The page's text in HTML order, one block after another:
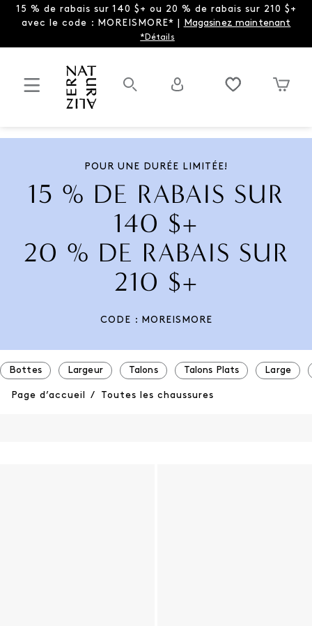
15 % de rabais sur 140 $+ ou 20 % de rabais sur 210 $+
avec le code : MOREISMORE* | Magasinez maintenant
*Détails
POUR UNE DURÉE LIMITÉE!
15 % DE RABAIS SUR
140 $+
20 % DE RABAIS SUR
210 $+
CODE : MOREISMORE
Bottes Largeur Talons Talons Plats Large
Page d’accueil / Toutes les chaussures